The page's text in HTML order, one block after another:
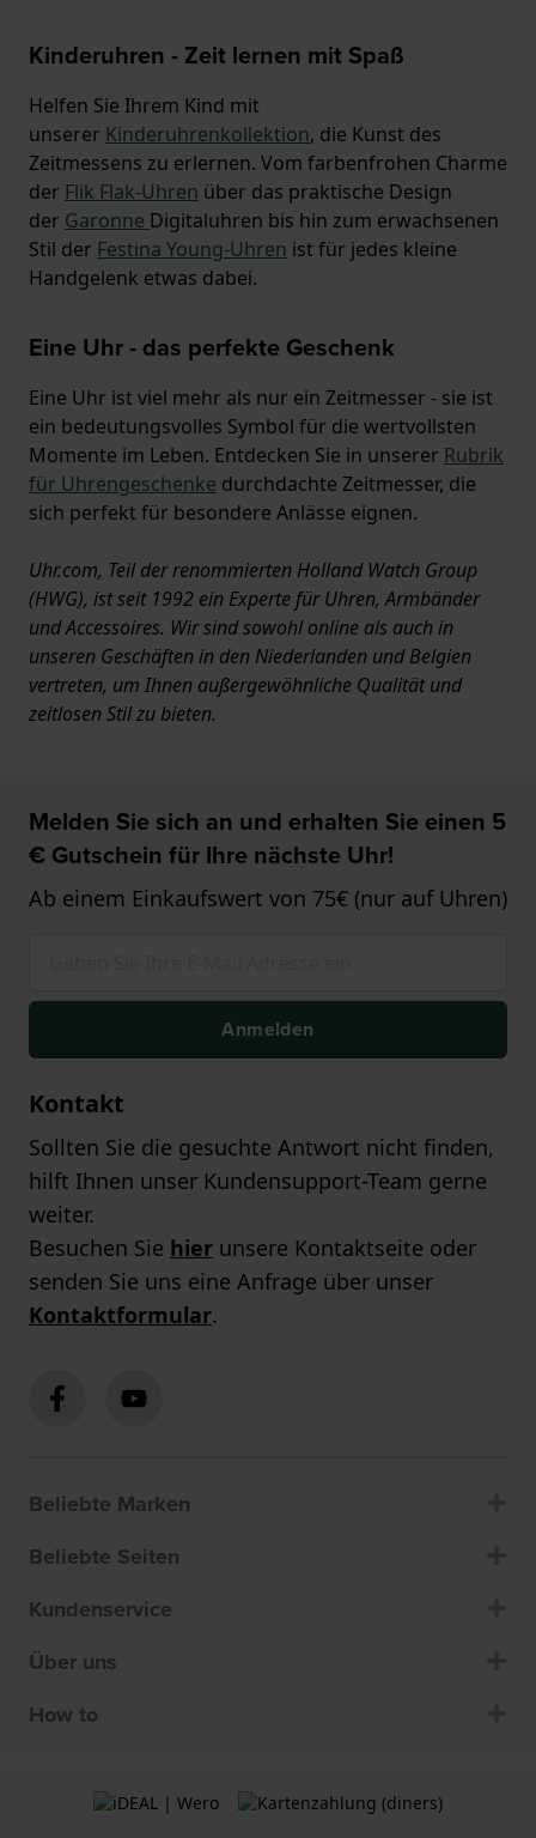
Kinderuhren - Zeit lernen mit Spaß
Helfen Sie Ihrem Kind mit
unserer Kinderuhrenkollektion, die Kunst des
Zeitmessens zu erlernen. Vom farbenfrohen Charme
der Flik Flak-Uhren über das praktische Design
der Garonne Digitaluhren bis hin zum erwachsenen
Stil der Festina Young-Uhren ist für jedes kleine
Handgelenk etwas dabei.
Eine Uhr - das perfekte Geschenk
Eine Uhr ist viel mehr als nur ein Zeitmesser - sie ist
ein bedeutungsvolles Symbol für die wertvollsten
Momente im Leben. Entdecken Sie in unserer Rubrik
für Uhrengeschenke durchdachte Zeitmesser, die
sich perfekt für besondere Anlässe eignen.
Uhr.com, Teil der renommierten Holland Watch Group
(HWG), ist seit 1992 ein Experte für Uhren, Armbänder
und Accessoires. Wir sind sowohl online als auch in
unseren Geschäften in den Niederlanden und Belgien
vertreten, um Ihnen außergewöhnliche Qualität und
zeitlosen Stil zu bieten.
Melden Sie sich an und erhalten Sie einen 5
€ Gutschein für Ihre nächste Uhr!
Ab einem Einkaufswert von 75€ (nur auf Uhren)
Anmelden
Kontakt
Sollten Sie die gesuchte Antwort nicht finden,
hilft Ihnen unser Kundensupport-Team gerne
weiter.
Besuchen Sie hier unsere Kontaktseite oder
senden Sie uns eine Anfrage über unser
Kontaktformular.
Beliebte Marken
Beliebte Seiten
Kundenservice
Über uns
How to